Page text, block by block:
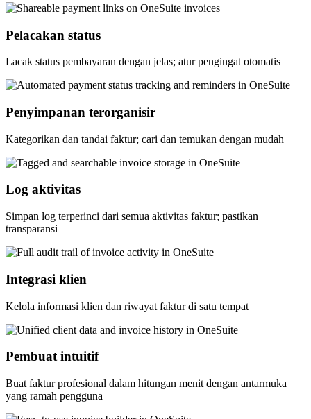
Pelacakan status
Lacak status pembayaran dengan jelas; atur pengingat otomatis
Penyimpanan terorganisir
Kategorikan dan tandai faktur; cari dan temukan dengan mudah
Log aktivitas
Simpan log terperinci dari semua aktivitas faktur; pastikan
transparansi
Integrasi klien
Kelola informasi klien dan riwayat faktur di satu tempat
Pembuat intuitif
Buat faktur profesional dalam hitungan menit dengan antarmuka
yang ramah pengguna